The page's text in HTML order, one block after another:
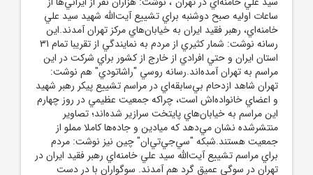
ساعات اوليه صبح دوشنبه براي تشييع آيت‌الله شهيد سيد علي
خامنه‌اي، رهبر فقيد ايران به خيابان‌هاي مرکز تهران آمدند.اين
رسانه نوشت: شمار کثيري از مردم به نمايندگي از تقريبا تمام 31
استان ايران و حتي افرادي از خارج از کشور براي شرکت در اين
مراسم به تهران آمده‌اند.رسانه روسي "راشاتودي" هم نوشت:
تهران شاهد ازدحام بي‌سابقه‌اي در مراسم تشييع پيکر رهبر شهيد
و اعضاي خانواده‌اش است، چراکه جمعيت عظيمي در روز چهارم
اين مراسم به خيابان‌هاي پايتخت سرازير شده‌اند؛ تصاوير
منتشرشده نشان مي‌دهد که ميادين و جاده‌ها کاملا مملو از
جمعيت هستند.شبکه "سي‌جي‌تي‌ان" چين نيز نوشت: مردم
براي مراسم تشييع آيت‌الله سيد علي خامنه‌اي رهبر فقيد ايران در
تهران در سوگي عميق گرد هم آمدند. سوگواران با در دست